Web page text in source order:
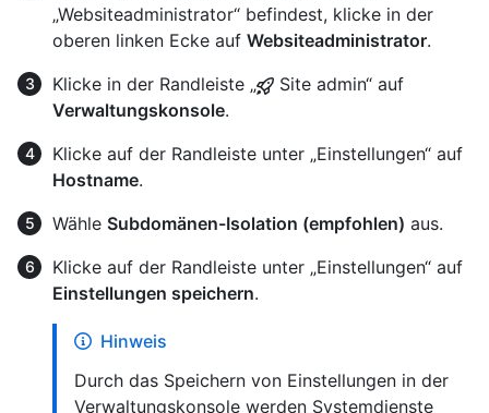
„Websiteadministrator“ befindest, klicke in der
oberen linken Ecke auf Websiteadministrator.
Klicke in der Randleiste „
Site admin“ auf
Verwaltungskonsole.
Klicke auf der Randleiste unter „Einstellungen“ auf
Hostname.
Wähle Subdomänen-Isolation (empfohlen) aus.
Klicke auf der Randleiste unter „Einstellungen“ auf
Einstellungen speichern.
Hinweis
Durch das Speichern von Einstellungen in der
Verwaltungskonsole werden Systemdienste